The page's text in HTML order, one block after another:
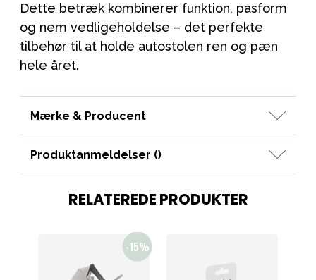
Dette betræk kombinerer funktion, pasform
og nem vedligeholdelse – det perfekte
tilbehør til at holde autostolen ren og pæn
hele året.
Mærke & Producent
Produktanmeldelser ()
RELATEREDE PRODUKTER